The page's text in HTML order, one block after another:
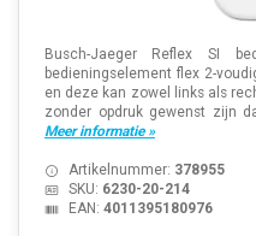
Busch-Jaeger Reflex SI
bedieningselement flex 2-
en deze kan zowel links als
zonder opdruk gewenst zijn
Meer informatie »
Artikelnummer: 378955
SKU: 6230-20-214
EAN: 4011395180976